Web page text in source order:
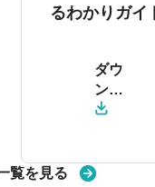
るわかりガイ
ダウ
ン
ロー
覧を見る